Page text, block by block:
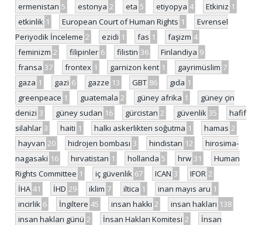
ermenistan 5 estonya 2 eta 5 etiyopya 4 Etkiniz 1
etkinlik 1 European Court of Human Rights 1
Evrensel
Periyodik İnceleme 2 ezidi 1 fas 1 faşizm 4
feminizm 2 filipinler 6 filistin 36 Finlandiya 9
fransa 37 frontex 1 garnizon kent 1 gayrimüslim 7
gaza 1 gazi 6 gazze 13 GBT 86 gıda 1
greenpeace 1 guatemala 2 güney afrika 1
güney çin
denizi 3 güney sudan 16 gürcistan 2 güvenlik 35
hafif
silahlar 3 haiti 1 halkı askerlikten soğutma 1 hamas 2
hayvan 20 hidrojen bombası 3 hindistan 12
hirosima-
nagasaki 16 hırvatistan 1 hollanda 5 hrw 31
Human
Rights Committee 1 iç güvenlik 67 ICAN 3 IFOR 2
İHA 41 İHD 29 iklim 7 iltica 1 inan mayıs aru 1
incirlik 6 İngiltere 45 insan hakkı 2 insan hakları 138
insan hakları günü 2 İnsan Hakları Komitesi 2
İnsan